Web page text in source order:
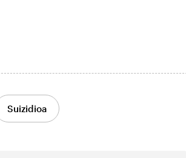
Suizidioa